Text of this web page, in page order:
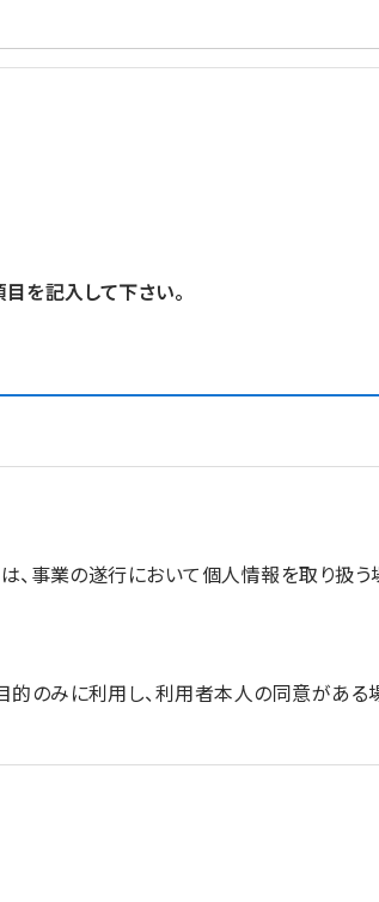
を記入して下さい。
は、事業の遂行において個人情報を取り扱
的のみに利用し、利用者本人の同意があ